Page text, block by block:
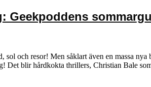
Geekpoddens
sol och resor! Men såklart även en massa
Det blir hårdkokta thrillers, Christian Bale